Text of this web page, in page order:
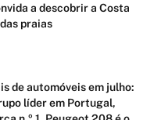
a descobrir a Costa
praias
de automóveis em julho:
líder em Portugal,